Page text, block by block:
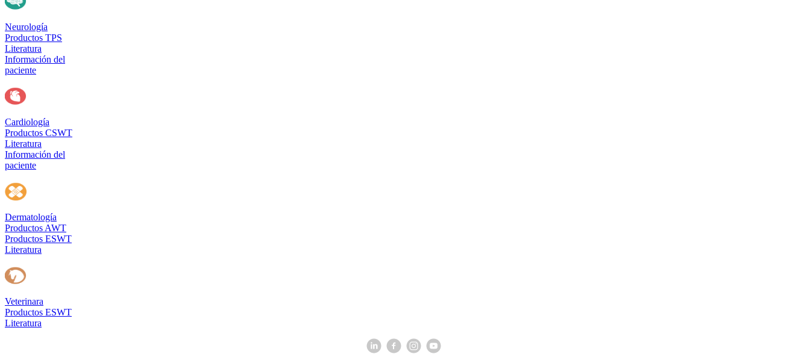
Neurología
Productos TPS
Literatura
Información del
paciente
Cardiología
Productos CSWT
Literatura
Información del
paciente
Dermatología
Productos AWT
Productos ESWT
Literatura
Veterinara
Productos ESWT
Literatura